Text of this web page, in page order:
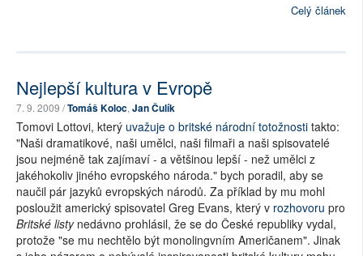
Celý článek
Nejlepší kultura v Evropě
7. 9. 2009 /Tomáš Koloc, Jan Čulík
Tomovi Lottovi, který uvažuje o britské národní totožnosti takto:
"Naši dramatikové, naši umělci, naši filmaři a naši spisovatelé
jsou nejméně tak zajímaví - a většinou lepší - než umělci z
jakéhokoliv jiného evropského národa." bych poradil, aby se
naučil pár jazyků evropských národů. Za příklad by mu mohl
posloužit americký spisovatel Greg Evans, který v rozhovoru pro
Britské listynedávno prohlásil, že se do České republiky vydal,
protože "se mu nechtělo být monolingvním Američanem". Jinak